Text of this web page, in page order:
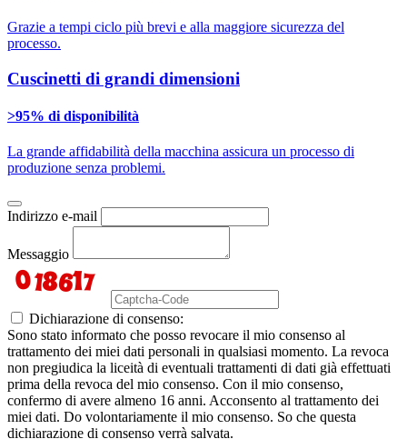
Grazie a tempi ciclo più brevi e alla maggiore sicurezza del
processo.
Cuscinetti di grandi dimensioni
>95% di disponibilità
La grande affidabilità della macchina assicura un processo di
produzione senza problemi.
Indirizzo e-mail
Messaggio
Dichiarazione di consenso:
Sono stato informato che posso revocare il mio consenso al
trattamento dei miei dati personali in qualsiasi momento. La revoca
non pregiudica la liceità di eventuali trattamenti di dati già effettuati
prima della revoca del mio consenso. Con il mio consenso,
confermo di avere almeno 16 anni. Acconsento al trattamento dei
miei dati. Do volontariamente il mio consenso. So che questa
dichiarazione di consenso verrà salvata.